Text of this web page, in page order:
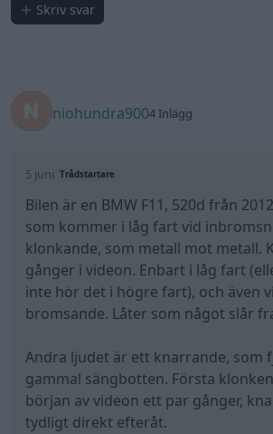
Skriv svar
niohundra9004 Inlägg
5 juni Trådstartare
Bilen är en BMW F11, 520d från
som kommer i låg fart vid
klonkande, som metall mot metall.
gånger i videon. Enbart i låg fart
inte hör det i högre fart), och även
bromsande. Låter som något slår
Andra ljudet är ett knarrande, som
gammal sängbotten. Första
början av videon ett par gånger,
tydligt direkt efteråt.